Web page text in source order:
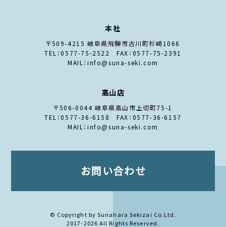
本社
〒509-4215 岐阜県飛騨市古川町杉崎1066
TEL：0577-75-2522 FAX：0577-75-2391
MAIL：info@suna-seki.com
高山店
〒506-0044 岐阜県高山市上切町75-1
TEL：0577-36-6158 FAX：0577-36-6157
MAIL：info@suna-seki.com
お問い合わせ
© Copyright by Sunahara Sekizai Co.Ltd.
2017-2026 All Rights Reserved.